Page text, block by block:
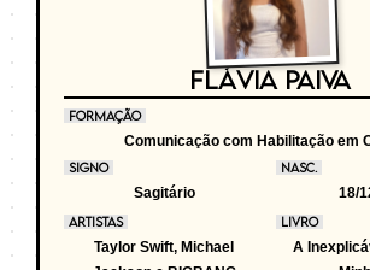
FLÁVIA PAIVA
FORMAÇÃO
Comunicação com Habilitação em
SIGNO
Sagitário
NASC.
18/
ARTISTAS
Taylor Swift, Michael
LIVRO
A